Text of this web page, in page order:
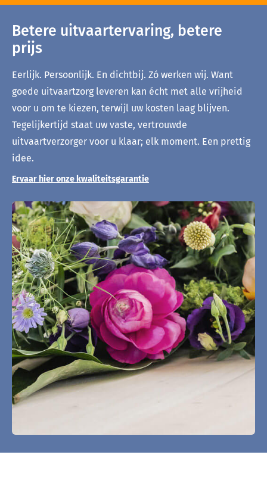
Betere uitvaartervaring, betere
prijs
Eerlijk. Persoonlijk. En dichtbij. Zó werken wij. Want
goede uitvaartzorg leveren kan écht met alle vrijheid
voor u om te kiezen, terwijl uw kosten laag blijven.
Tegelijkertijd staat uw vaste, vertrouwde
uitvaartverzorger voor u klaar; elk moment. Een prettig
idee.
Ervaar hier onze kwaliteitsgarantie